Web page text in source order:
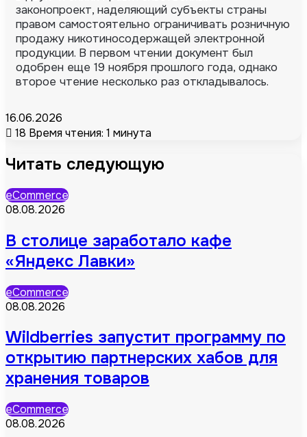
законопроект, наделяющий субъекты страны
правом самостоятельно ограничивать розничную
продажу никотиносодержащей электронной
продукции. В первом чтении документ был
одобрен еще 19 ноября прошлого года, однако
второе чтение несколько раз откладывалось.
16.06.2026
18 Время чтения: 1 минута
Читать следующую
eCommerce
08.08.2026
В столице заработало кафе
«Яндекс Лавки»
eCommerce
08.08.2026
Wildberries запустит программу по
открытию партнерских хабов для
хранения товаров
eCommerce
08.08.2026